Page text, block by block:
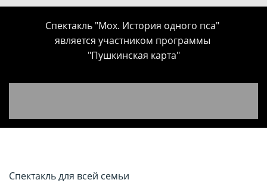
Спектакль "Мох. История одного пса"
является участником программы
"Пушкинская карта"
Спектакль для всей семьи